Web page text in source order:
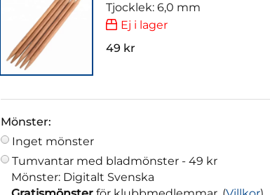
Tjocklek: 6,0 mm
Ej i lager
49 kr
Mönster:
Inget mönster
Tumvantar med bladmönster - 49 kr
Mönster: Digitalt Svenska